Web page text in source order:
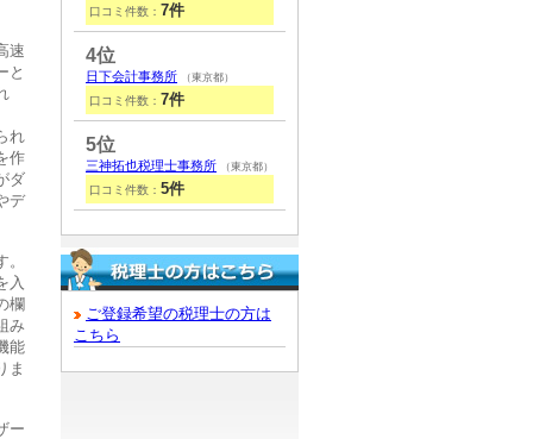
速
と
れ
作
ダ
デ
入
欄
み
能
ま
ー
口コミ件数： 7件
4位
日下会計事務所 （東京都）
口コミ件数： 7件
5位
三神拓也税理士事務所 （東京都）
口コミ件数： 5件
ご登録希望の税理士の方は
こちら